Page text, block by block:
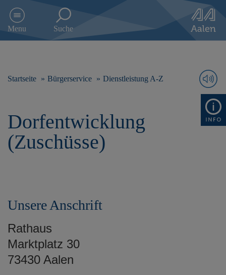
e
Menu Suche
Startseite Bürgerservice Dienstleistung A-Z
Dorfentwicklung
(Zuschüsse)
Unsere Anschrift
Rathaus
Marktplatz 30
73430 Aalen